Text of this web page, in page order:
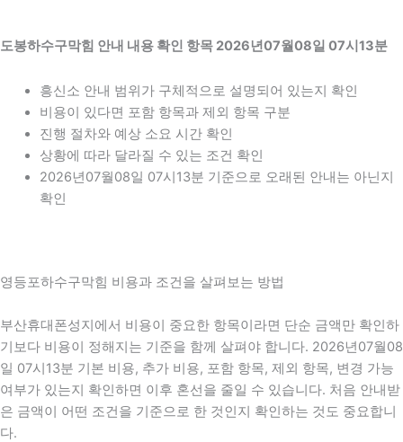
도봉하수구막힘 안내 내용 확인 항목 2026년07월08일 07시13분
흥신소 안내 범위가 구체적으로 설명되어 있는지 확인
비용이 있다면 포함 항목과 제외 항목 구분
진행 절차와 예상 소요 시간 확인
상황에 따라 달라질 수 있는 조건 확인
2026년07월08일 07시13분 기준으로 오래된 안내는 아닌지
확인
영등포하수구막힘 비용과 조건을 살펴보는 방법
부산휴대폰성지에서 비용이 중요한 항목이라면 단순 금액만 확인하
기보다 비용이 정해지는 기준을 함께 살펴야 합니다. 2026년07월08
일 07시13분 기본 비용, 추가 비용, 포함 항목, 제외 항목, 변경 가능
여부가 있는지 확인하면 이후 혼선을 줄일 수 있습니다. 처음 안내받
은 금액이 어떤 조건을 기준으로 한 것인지 확인하는 것도 중요합니
다.